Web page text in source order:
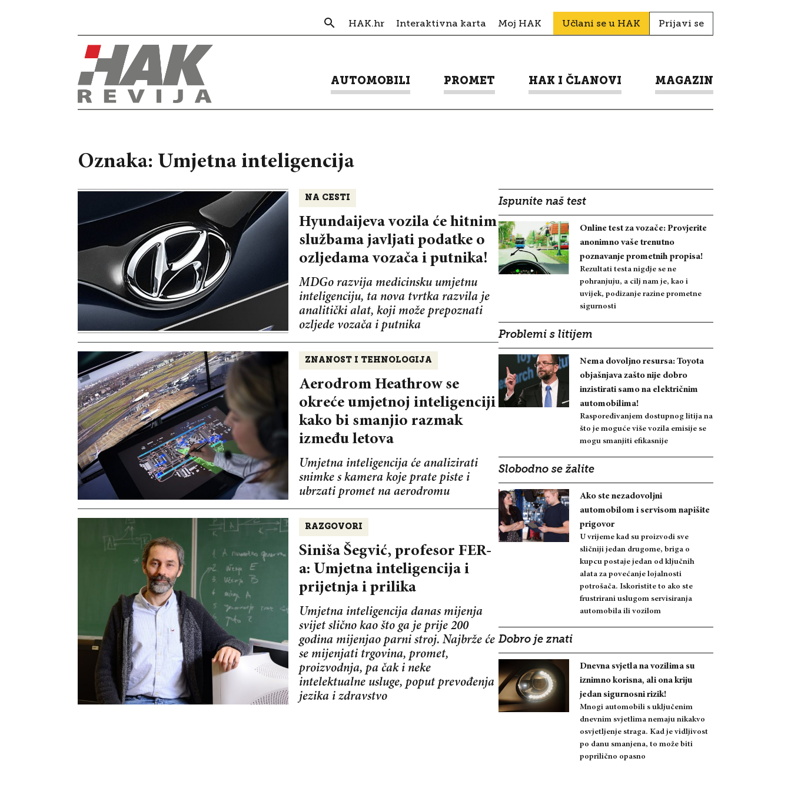
HAK.hr Interaktivna karta Moj HAK Učlani se u HAK Prijavi se
AUTOMOBILI PROMET HAK I ČLANOVI MAGAZIN
Oznaka: Umjetna inteligencija
NA CESTI
Hyundaijeva vozila će hitnim
službama javljati podatke o
ozljedama vozača i putnika!
MDGo razvija medicinsku umjetnu
inteligenciju, ta nova tvrtka razvila je
analitički alat, koji može prepoznati
ozljede vozača i putnika
ZNANOST I TEHNOLOGIJA
Aerodrom Heathrow se
okreće umjetnoj inteligenciji
kako bi smanjio razmak
između letova
Umjetna inteligencija će analizirati
snimke s kamera koje prate piste i
ubrzati promet na aerodromu
RAZGOVORI
Siniša Šegvić, profesor FER-
a: Umjetna inteligencija i
prijetnja i prilika
Umjetna inteligencija danas mijenja
svijet slično kao što ga je prije 200
godina mijenjao parni stroj. Najbrže će
se mijenjati trgovina, promet,
proizvodnja, pa čak i neke
intelektualne usluge, poput prevođenja
jezika i zdravstvo
Ispunite naš test
Online test za vozače: Provjerite
anonimno vaše trenutno
poznavanje prometnih propisa!
Rezultati testa nigdje se ne
pohranjuju, a cilj nam je, kao i
uvijek, podizanje razine prometne
sigurnosti
Problemi s litijem
Nema dovoljno resursa: Toyota
objašnjava zašto nije dobro
inzistirati samo na električnim
automobilima!
Raspoređivanjem dostupnog litija na
što je moguće više vozila emisije se
mogu smanjiti efikasnije
Slobodno se žalite
Ako ste nezadovoljni
automobilom i servisom napišite
prigovor
U vrijeme kad su proizvodi sve
sličniji jedan drugome, briga o
kupcu postaje jedan od ključnih
alata za povećanje lojalnosti
potrošača. Iskoristite to ako ste
frustrirani uslugom servisiranja
automobila ili vozilom
Dobro je znati
Dnevna svjetla na vozilima su
iznimno korisna, ali ona kriju
jedan sigurnosni rizik!
Mnogi automobili s uključenim
dnevnim svjetlima nemaju nikakvo
osvjetljenje straga. Kad je vidljivost
po danu smanjena, to može biti
poprilično opasno